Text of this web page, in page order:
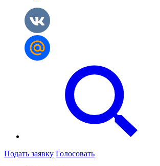
Подать заявку Голосовать